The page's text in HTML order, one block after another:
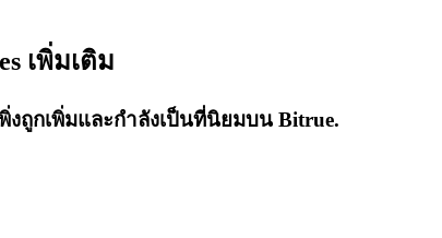
เพิ่มเติม
งถูกเพิ่มและกำลังเป็นที่นิยมบน Bitrue.